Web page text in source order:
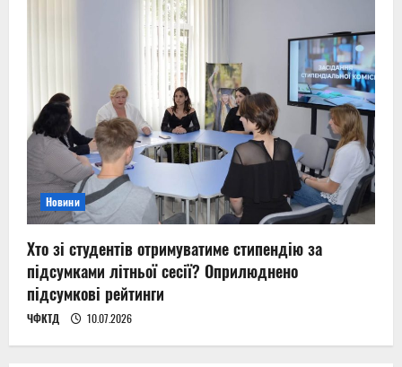
Новини
Хто зі студентів отримуватиме стипендію за
підсумками літньої сесії? Оприлюднено
підсумкові рейтинги
ЧФКТД 10.07.2026